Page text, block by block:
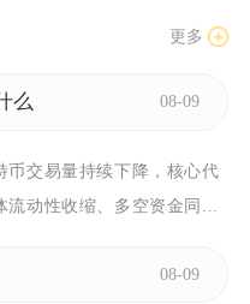
更多
么 08-09
币交易量持续下降，核心代
流动性收缩、多空资金同...
08-09